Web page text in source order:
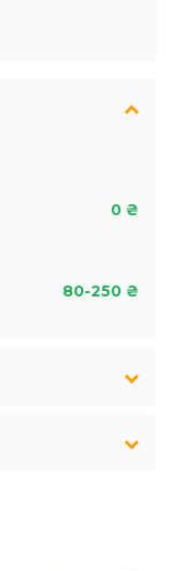
0 ₴
80-250 ₴